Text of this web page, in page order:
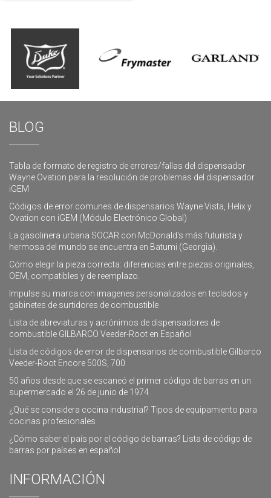
BLOG
Tabla de formato de registro de errores/fallas del dispensador
Wayne Ovation para la resolución de problemas del dispensador
iGEM
Códigos de error comunes de dispensarios Wayne Vista, Helix y
Ovation con iGEM (Módulo Electrónico Global)
La gasolinera urbana SOCAR con McDonald's más futurista y
hermosa del mundo se encuentra en Batumi (Georgia).
Cómo elegir la pieza correcta: diferencias entre piezas originales,
OEM, compatibles y de reemplazo.
Impulse su marca con imagenes personalizados en teclados y
gabinetes de surtidores de combustible
Lista de abreviaturas y acrónimos de dispensadores de
combustible GILBARCO Veeder-Root en Español
Lista de códigos de error de dispensarios de combustible Gilbarco
Veeder-Root Encore 500S, 700
50 años desde que se escaneó el primer código de barras en un
supermercado el 26 de junio de 1974
¿Qué se considera cocina industrial? Tipos de equipamiento para
cocinas profesionales
¿Cómo saber el país por el código de barras? Lista de código de
barras por países en español
INFORMACIÓN